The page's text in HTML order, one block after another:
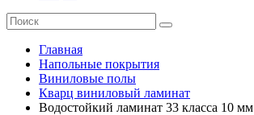
Главная
Напольные покрытия
Виниловые полы
Кварц виниловый ламинат
Водостойкий ламинат 33 класса 10 мм